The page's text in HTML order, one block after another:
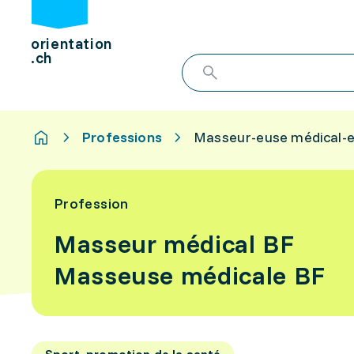
orientation
.ch
Professions Masseur-euse médical-
Profession
Masseur médical BF
Masseuse médicale BF